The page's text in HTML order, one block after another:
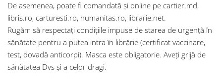
De asemenea, poate fi comandată și online pe cartier.md,
libris.ro, carturesti.ro, humanitas.ro, librarie.net.
Rugăm să respectați condițiile impuse de starea de urgență în
sănătate pentru a putea intra în librărie (certificat vaccinare,
test, dovadă anticorpi). Masca este obligatorie. Aveți grijă de
sănătatea Dvs și a celor dragi.